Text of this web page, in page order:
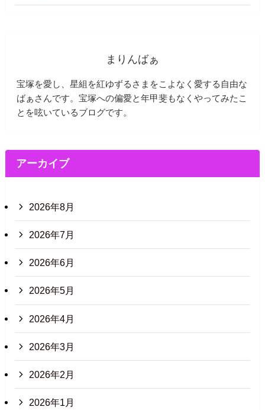
まりんばぁ
宝塚を愛し、星組を紅ゆずるさまをこよなく愛する自由な
ばぁさんです。宝塚への偏愛と年甲斐もなくやってみたこ
とを呟いているブログです。
アーカイブ
2026年8月
2026年7月
2026年6月
2026年5月
2026年4月
2026年3月
2026年2月
2026年1月